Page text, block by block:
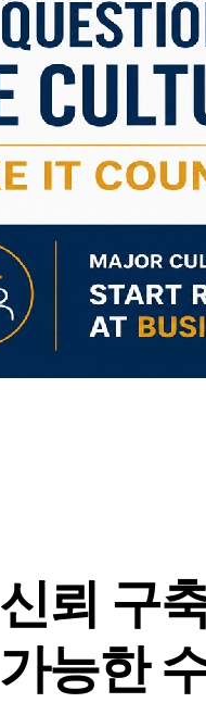
신뢰 구
가능한